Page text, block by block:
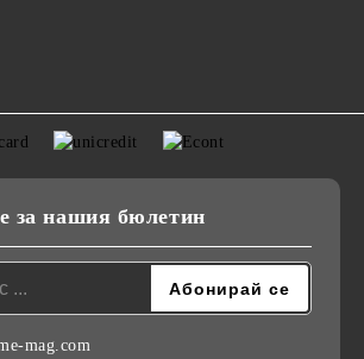
за нашия бюлетин
mag.com